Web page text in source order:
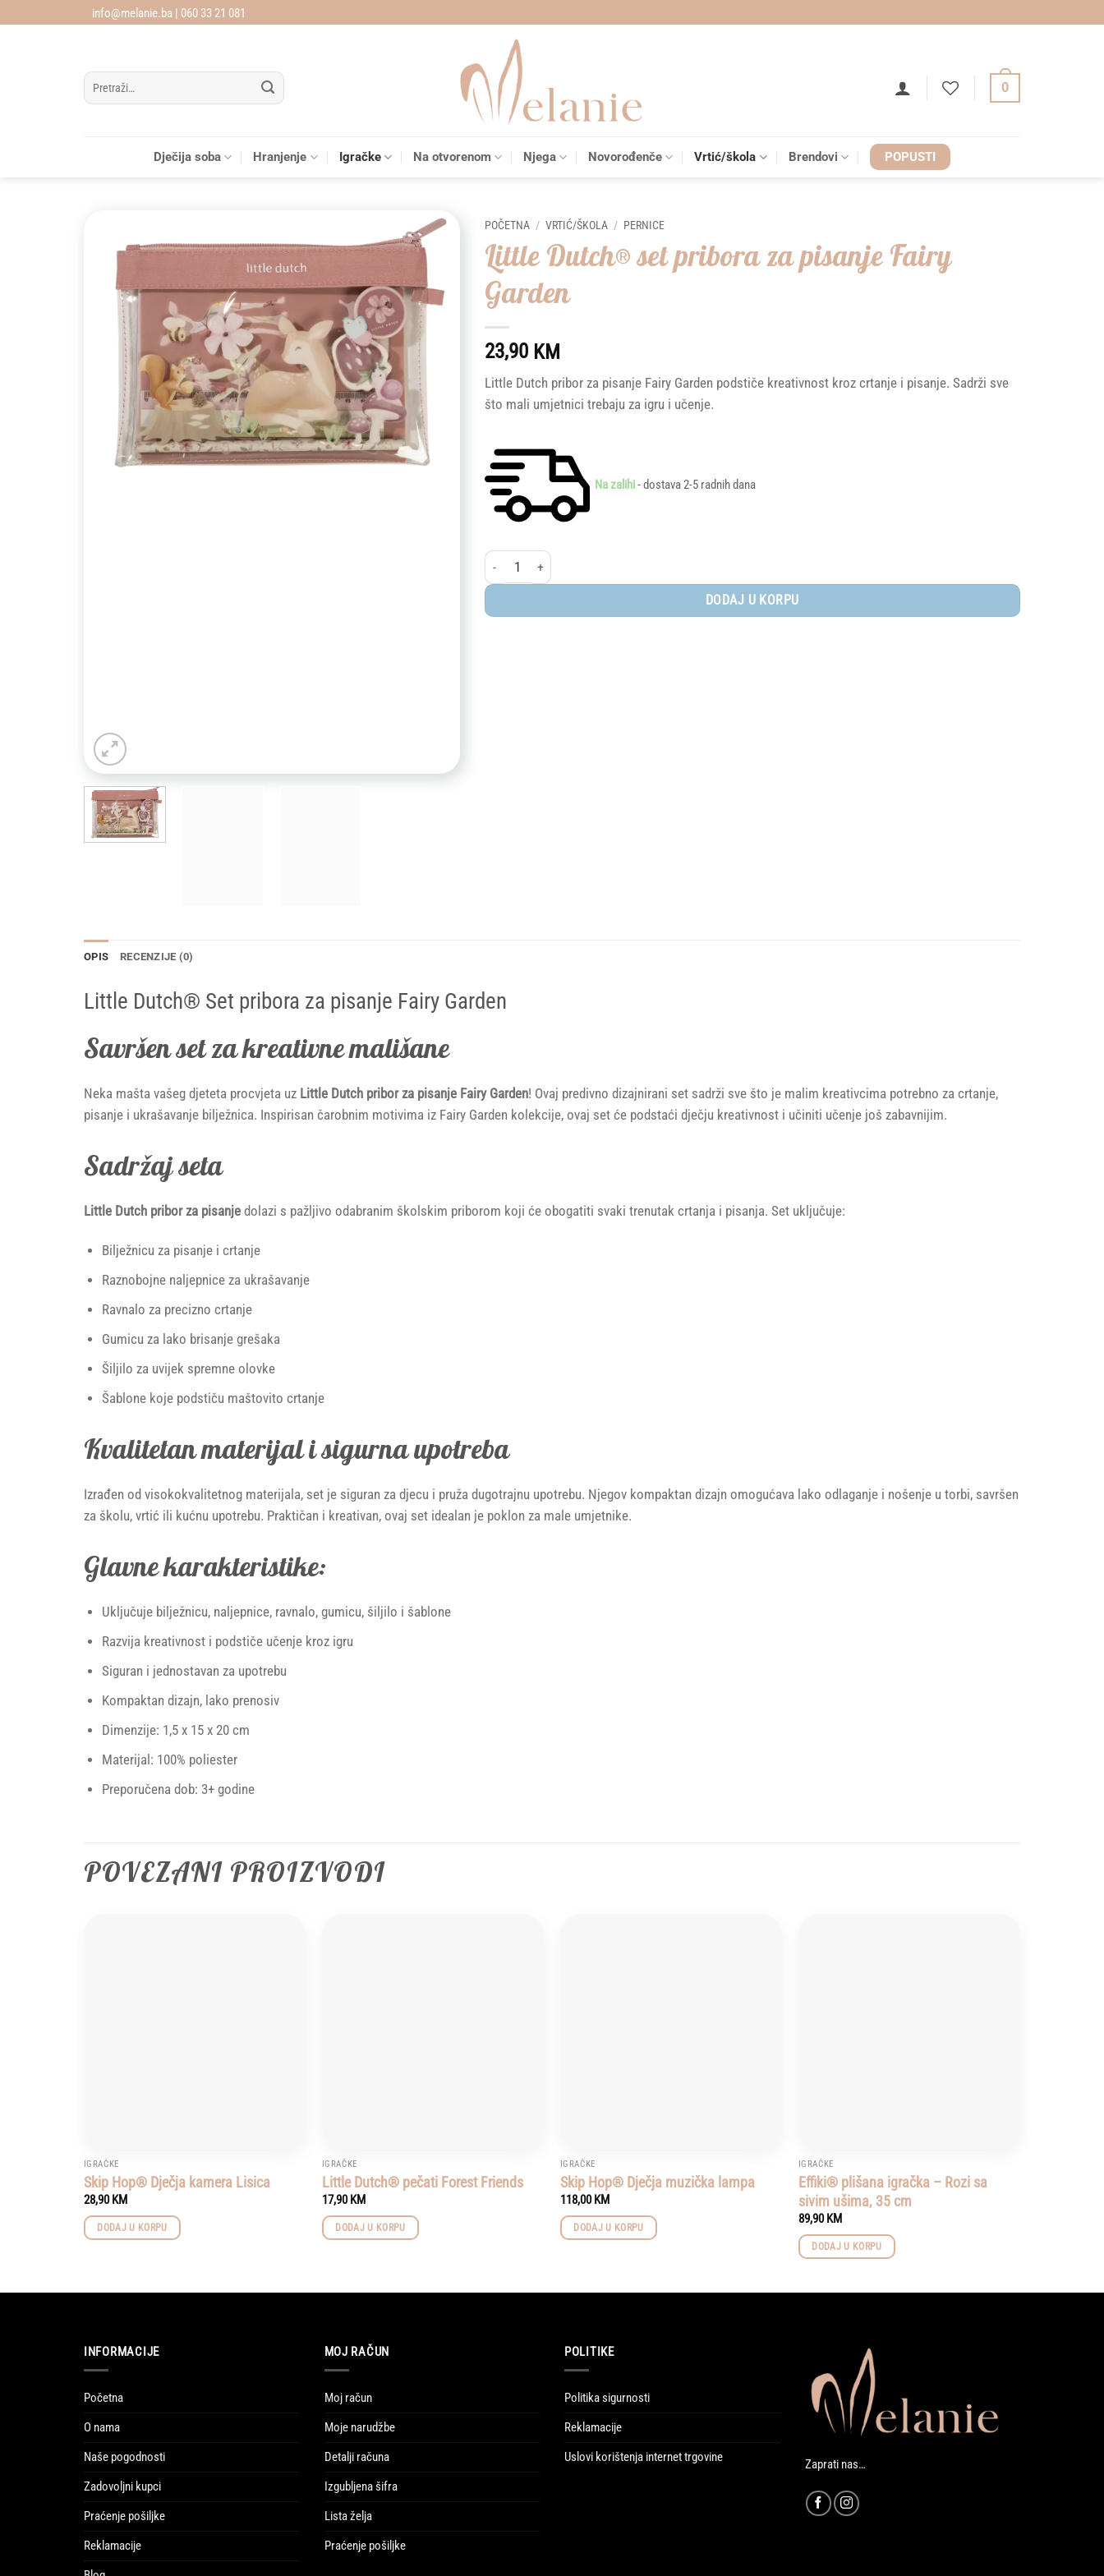
info@melanie.ba | 060 33 21 081
Pretraži:
0
Dječija soba Hranjenje Igračke Na otvorenom Njega Novorođenče Vrtić/škola Brendovi POPUSTI
Add to
wishlist
POČETNA / VRTIĆ/ŠKOLA / PERNICE
Little Dutch® set pribora za pisanje Fairy
Garden
23,90 KM
Little Dutch pribor za pisanje Fairy Garden podstiče kreativnost kroz crtanje i pisanje. Sadrži sve
što mali umjetnici trebaju za igru i učenje.
Na zalihi- dostava 2-5 radnih dana
Little Dutch® set pribora za pisanje Fairy Garden količina
DODAJ U KORPU
OPIS RECENZIJE (0)
Little Dutch® Set pribora za pisanje Fairy Garden
Savršen set za kreativne mališane
Neka mašta vašeg djeteta procvjeta uz Little Dutch pribor za pisanje Fairy Garden! Ovaj predivno dizajnirani set sadrži sve što je malim kreativcima potrebno za crtanje,
pisanje i ukrašavanje bilježnica. Inspirisan čarobnim motivima iz Fairy Garden kolekcije, ovaj set će podstaći dječju kreativnost i učiniti učenje još zabavnijim.
Sadržaj seta
Little Dutch pribor za pisanje dolazi s pažljivo odabranim školskim priborom koji će obogatiti svaki trenutak crtanja i pisanja. Set uključuje:
Bilježnicu za pisanje i crtanje
Raznobojne naljepnice za ukrašavanje
Ravnalo za precizno crtanje
Gumicu za lako brisanje grešaka
Šiljilo za uvijek spremne olovke
Šablone koje podstiču maštovito crtanje
Kvalitetan materijal i sigurna upotreba
Izrađen od visokokvalitetnog materijala, set je siguran za djecu i pruža dugotrajnu upotrebu. Njegov kompaktan dizajn omogućava lako odlaganje i nošenje u torbi, savršen
za školu, vrtić ili kućnu upotrebu. Praktičan i kreativan, ovaj set idealan je poklon za male umjetnike.
Glavne karakteristike:
Uključuje bilježnicu, naljepnice, ravnalo, gumicu, šiljilo i šablone
Razvija kreativnost i podstiče učenje kroz igru
Siguran i jednostavan za upotrebu
Kompaktan dizajn, lako prenosiv
Dimenzije: 1,5 x 15 x 20 cm
Materijal: 100% poliester
Preporučena dob: 3+ godine
POVEZANI PROIZVODI
IGRAČKE
Skip Hop® Dječja kamera Lisica
28,90KM
DODAJ U KORPU
IGRAČKE
Little Dutch® pečati Forest Friends
17,90KM
DODAJ U KORPU
IGRAČKE
Skip Hop® Dječja muzička lampa
118,00KM
DODAJ U KORPU
IGRAČKE
Effiki® plišana igračka – Rozi sa
sivim ušima, 35 cm
89,90KM
DODAJ U KORPU
INFORMACIJE
Početna
O nama
Naše pogodnosti
Zadovoljni kupci
Praćenje pošiljke
Reklamacije
MOJ RAČUN
Moj račun
Moje narudžbe
Detalji računa
Izgubljena šifra
Lista želja
Praćenje pošiljke
POLITIKE
Politika sigurnosti
Reklamacije
Uslovi korištenja internet trgovine
Zaprati nas…